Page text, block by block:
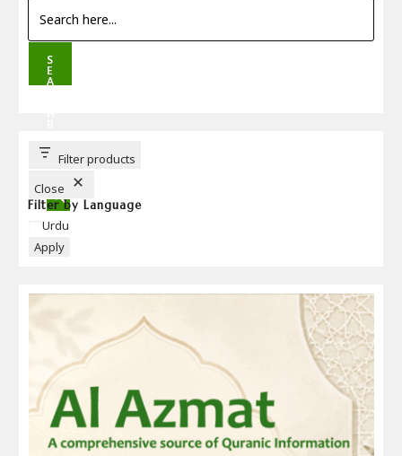
S
E
A
T
T
Filter products
Close
Filter by Language
Language
Urdu
Apply